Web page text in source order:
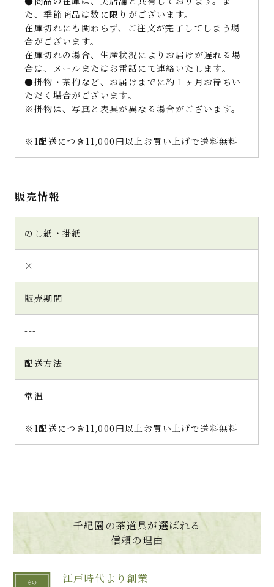
た、季節商品は数に限りがございます。
在庫切れにも関わらず、ご注文が完了してしまう場
合がございます。
在庫切れの場合、生産状況によりお届けが遅れる場
合は、メールまたはお電話にて連絡いたします。
●掛物・茶杓など、お届けまでに約１ヶ月お待ちい
ただく場合がございます。
※掛物は、写真と表具が異なる場合がございます。
※1配送につき11,000円以上お買い上げで送料無料
販売情報
のし紙・掛紙
×
販売期間
---
配送方法
常温
※1配送につき11,000円以上お買い上げで送料無料
千紀園の茶道具が選ばれる
信頼の理由
江戸時代より創業